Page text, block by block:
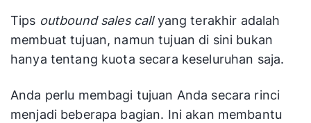
Tips outbound sales callyang terakhir adalah
membuat tujuan, namun tujuan di sini bukan
hanya tentang kuota secara keseluruhan saja.
Anda perlu membagi tujuan Anda secara rinci
menjadi beberapa bagian. Ini akan membantu